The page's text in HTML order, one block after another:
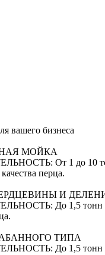
вашего бизнеса
МОЙКА
От 1 до 10
перца.
И
До 1,5 тонн в
ТИПА
До 1,5 тонн в